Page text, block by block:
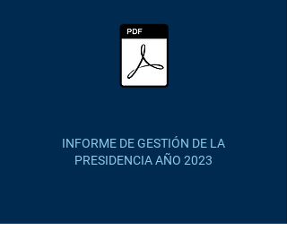
INFORME DE GESTIÓN DE LA
PRESIDENCIA AÑO 2023